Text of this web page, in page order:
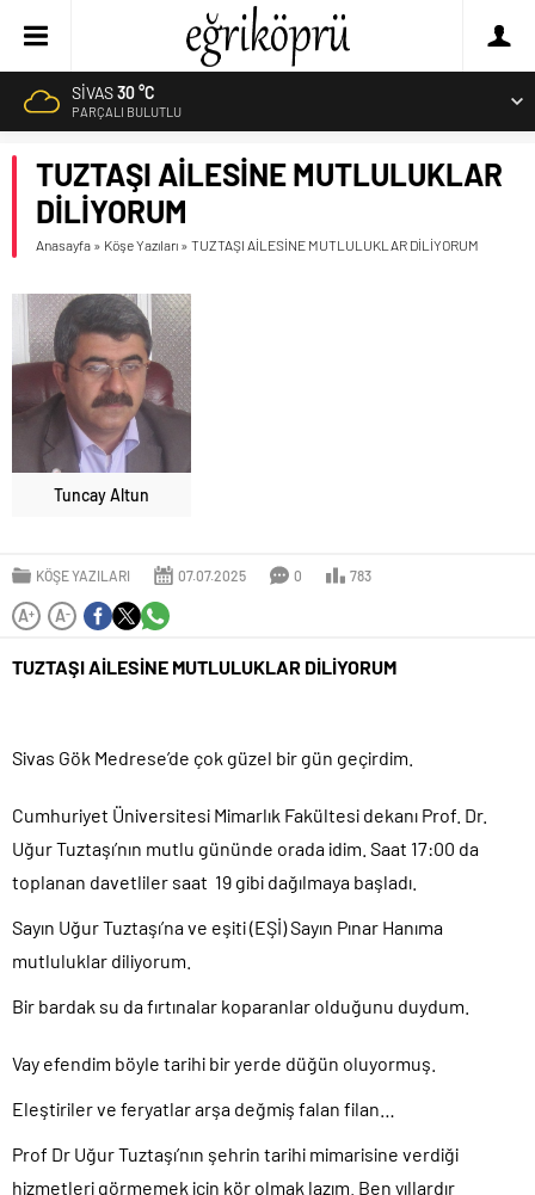
SIVAS30 °C
PARÇALI BULUTLU
TUZTAŞI AİLESİNE MUTLULUKLAR
DİLİYORUM
Anasayfa » Köşe Yazıları » TUZTAŞI AİLESİNE MUTLULUKLAR DİLİYORUM
Tuncay Altun
KÖŞE YAZILARI 07.07.2025 0 783
A+ A-
TUZTAŞI AİLESİNE MUTLULUKLAR DİLİYORUM
Sivas Gök Medrese’de çok güzel bir gün geçirdim.
Cumhuriyet Üniversitesi Mimarlık Fakültesi dekanı Prof. Dr.
Uğur Tuztaşı’nın mutlu gününde orada idim. Saat 17:00 da
toplanan davetliler saat 19 gibi dağılmaya başladı.
Sayın Uğur Tuztaşı’na ve eşiti (EŞİ) Sayın Pınar Hanıma
mutluluklar diliyorum.
Bir bardak su da fırtınalar koparanlar olduğunu duydum.
Vay efendim böyle tarihi bir yerde düğün oluyormuş.
Eleştiriler ve feryatlar arşa değmiş falan filan…
Prof Dr Uğur Tuztaşı’nın şehrin tarihi mimarisine verdiği
hizmetleri görmemek için kör olmak lazım. Ben yıllardır